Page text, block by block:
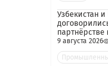
Узбекистан
партнёрстве
металлургии
9 августа 2026